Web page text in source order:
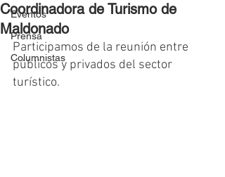
Eventos
Prensa
Columnistas
Coordinadora de Turismo de
Maldonado
Participamos de la reunión entre
públicos y privados del sector
turístico.